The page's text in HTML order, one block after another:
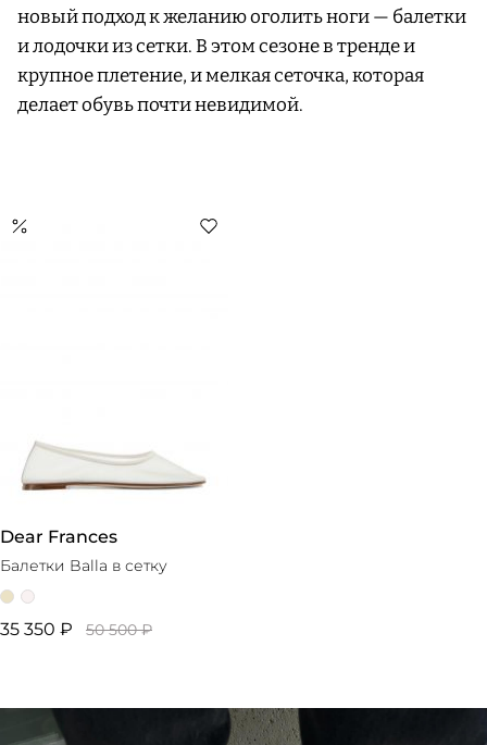
новый подход к желанию оголить ноги — балетки
и лодочки из сетки. В этом сезоне в тренде и
крупное плетение, и мелкая сеточка, которая
делает обувь почти невидимой.
Dear Frances
Балетки Balla в сетку
35 350 ₽ 50 500 ₽